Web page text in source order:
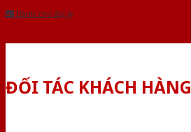
Dành cho đại lý
ĐỐI TÁC KHÁCH HÀNG